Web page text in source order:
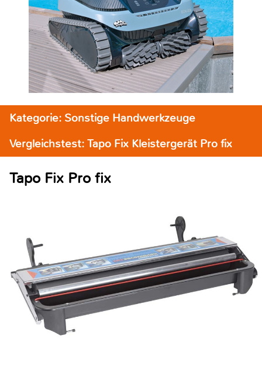
Kategorie: Sonstige Handwerkzeuge
Vergleichstest: Tapo Fix Kleistergerät Pro fix
Tapo Fix Pro fix